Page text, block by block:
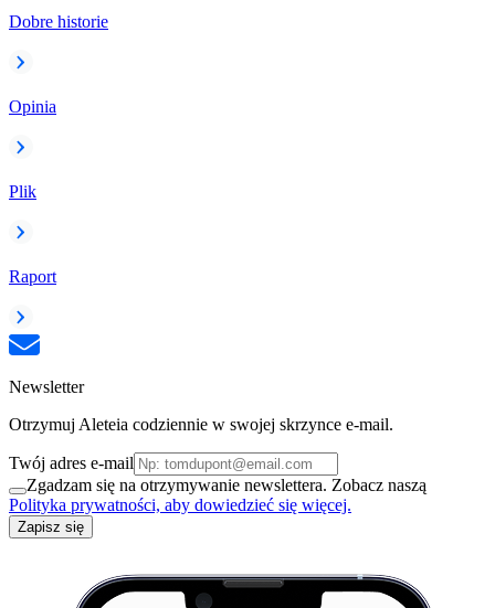
Dobre historie
Opinia
Plik
Raport
Newsletter
Otrzymuj Aleteia codziennie w swojej skrzynce e-mail.
Twój adres e-mail
Zgadzam się na otrzymywanie newslettera. Zobacz naszą
Polityka prywatności, aby dowiedzieć się więcej.
Zapisz się